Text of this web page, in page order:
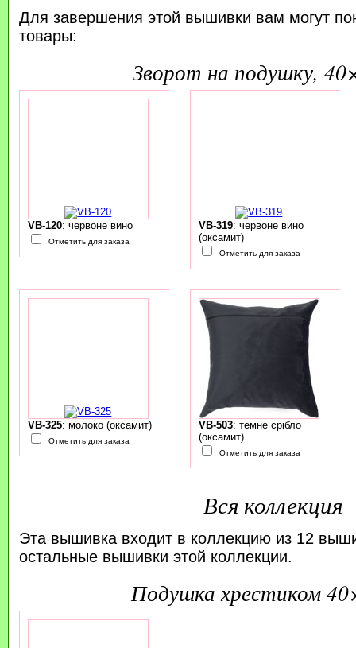
Для завершения этой вышивки вам могут
товары:
зворот на подушку,
VB-120: червоне вино
Отметить для заказа
VB-319: червоне вино
(оксамит)
Отметить для заказа
VB-325: молоко (оксамит)
Отметить для заказа
VB-503: темне срібло
(оксамит)
Отметить для заказа
Вся коллекция
Эта вышивка входит в коллекцию из 12
остальные вышивки этой коллекции.
подушка хрестиком